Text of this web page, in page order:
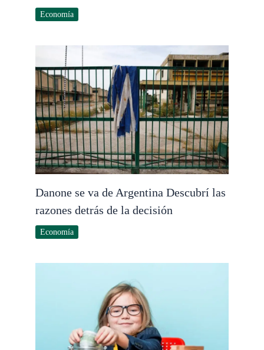
Economía
Danone se va de Argentina Descubrí las
razones detrás de la decisión
Economía